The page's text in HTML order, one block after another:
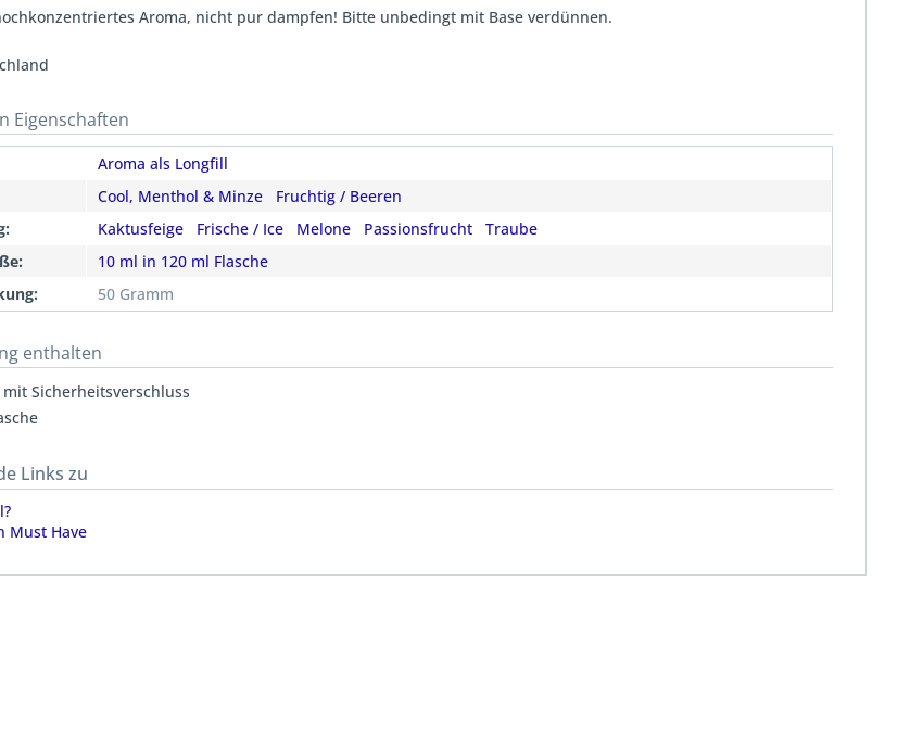
Aroma, nicht pur dampfen! Bitte unbedingt mit Base verdünnen.
Eigenschaften
Aroma als Longfill
Cool, Menthol & Minze
Fruchtig / Beeren
Kaktusfeige Frische / Ice Melone Passionsfrucht
Traube
10 ml in 120 ml Flasche
50 Gramm
enthalten
mit Sicherheitsverschluss
Links zu
Must Have